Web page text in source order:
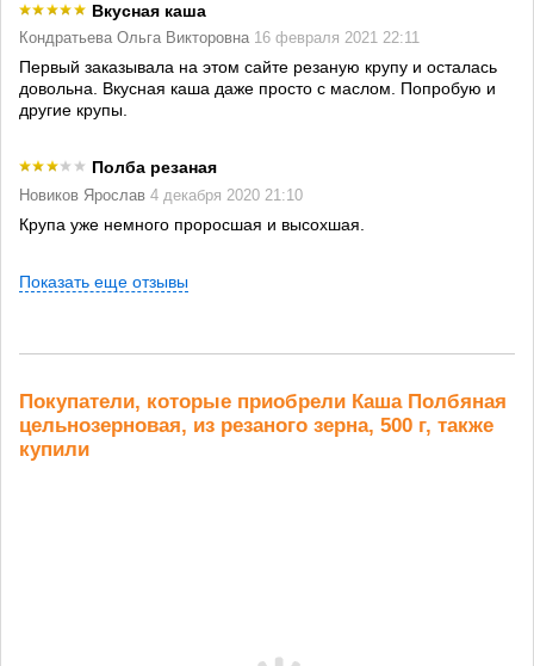
Вкусная каша
Кондратьева Ольга Викторовна 16 февраля 2021 22:11
Первый заказывала на этом сайте резаную крупу и осталась
довольна. Вкусная каша даже просто с маслом. Попробую и
другие крупы.
Полба резаная
Новиков Ярослав 4 декабря 2020 21:10
Крупа уже немного проросшая и высохшая.
Показать еще отзывы
Покупатели, которые приобрели Каша Полбяная
цельнозерновая, из резаного зерна, 500 г, также
купили
350...